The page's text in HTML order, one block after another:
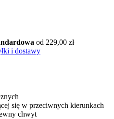
od 229,00 zł
i dostawy
się w przeciwnych kierunkach
chwyt